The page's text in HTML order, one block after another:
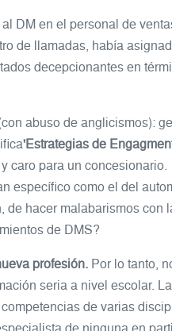
DM en el personal de
de llamadas, había
decepcionantes en
abuso de anglicismos):
'Estrategias de
caro para un concesionario.
específico como el del
de hacer malabarismos con
de DMS?
profesión. Por lo tanto,
seria a nivel escolar.
de varias